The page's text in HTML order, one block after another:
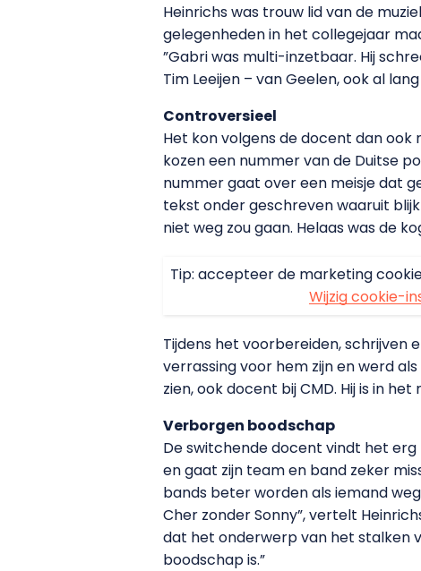
Heinrichs was trouw lid van de
gelegenheden in het collegejaar
”Gabri was multi-inzetbaar. Hij
Tim Leeijen – van Geelen, ook al
Controversieel
Het kon volgens de docent dan
kozen een nummer van de Duitse
nummer gaat over een meisje dat
tekst onder geschreven waaruit
niet weg zou gaan. Helaas was de
Tip: accepteer de marketing
Wijzig cookie-
Tijdens het voorbereiden, schrijven
verrassing voor hem zijn en werd
zien, ook docent bij CMD. Hij is in
Verborgen boodschap
De switchende docent vindt het erg
en gaat zijn team en band zeker
bands beter worden als iemand
Cher zonder Sonny”, vertelt
dat het onderwerp van het stalken
boodschap is.”